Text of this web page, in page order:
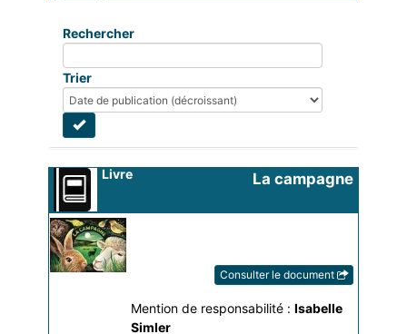
Rechercher
Trier
Livre La campagne
Consulter le document
Mention de responsabilité : Isabelle
Simler